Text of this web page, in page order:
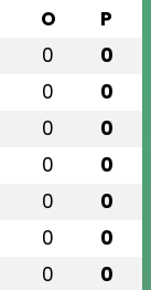
O P
0 0
0 0
0 0
0 0
0 0
0 0
0 0